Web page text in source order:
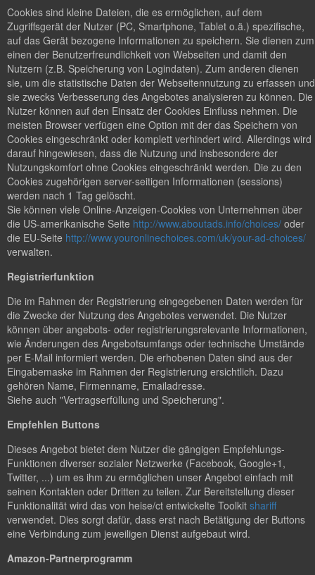
Cookies sind kleine Dateien, die es ermöglichen, auf dem
Zugriffsgerät der Nutzer (PC, Smartphone, Tablet o.ä.) spezifische,
auf das Gerät bezogene Informationen zu speichern. Sie dienen zum
einen der Benutzerfreundlichkeit von Webseiten und damit den
Nutzern (z.B. Speicherung von Logindaten). Zum anderen dienen
sie, um die statistische Daten der Webseitennutzung zu erfassen und
sie zwecks Verbesserung des Angebotes analysieren zu können. Die
Nutzer können auf den Einsatz der Cookies Einfluss nehmen. Die
meisten Browser verfügen eine Option mit der das Speichern von
Cookies eingeschränkt oder komplett verhindert wird. Allerdings wird
darauf hingewiesen, dass die Nutzung und insbesondere der
Nutzungskomfort ohne Cookies eingeschränkt werden. Die zu den
Cookies zugehörigen server-seitigen Informationen (sessions)
werden nach 1 Tag gelöscht.
Sie können viele Online-Anzeigen-Cookies von Unternehmen über
die US-amerikanische Seite http://www.aboutads.info/choices/ oder
die EU-Seite http://www.youronlinechoices.com/uk/your-ad-choices/
verwalten.
Registrierfunktion
Die im Rahmen der Registrierung eingegebenen Daten werden für
die Zwecke der Nutzung des Angebotes verwendet. Die Nutzer
können über angebots- oder registrierungsrelevante Informationen,
wie Änderungen des Angebotsumfangs oder technische Umstände
per E-Mail informiert werden. Die erhobenen Daten sind aus der
Eingabemaske im Rahmen der Registrierung ersichtlich. Dazu
gehören Name, Firmenname, Emailadresse.
Siehe auch "Vertragserfüllung und Speicherung".
Empfehlen Buttons
Dieses Angebot bietet dem Nutzer die gängigen Empfehlungs-
Funktionen diverser sozialer Netzwerke (Facebook, Google+1,
Twitter, ...) um es ihm zu ermöglichen unser Angebot einfach mit
seinen Kontakten oder Dritten zu teilen. Zur Bereitstellung dieser
Funktionalität wird das von heise/ct entwickelte Toolkit shariff
verwendet. Dies sorgt dafür, dass erst nach Betätigung der Buttons
eine Verbindung zum jeweiligen Dienst aufgebaut wird.
Amazon-Partnerprogramm